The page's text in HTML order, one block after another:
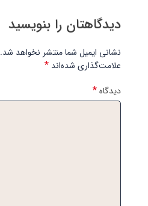
دیدگاهتان را بنویسید
نشانی ایمیل شما منتشر نخواهد شد.
علامت‌گذاری شده‌اند *
دیدگاه*